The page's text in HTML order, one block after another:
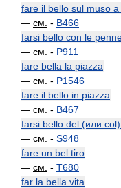
fare il bello sul muso a
— см. - B466
farsi bello con le
— см. - P911
fare bella la piazza
— см. - P1546
fare il bello in piazza
— см. - B467
farsi bello del (или
— см. - S948
fare un bel tiro
— см. - T680
far la bella vita